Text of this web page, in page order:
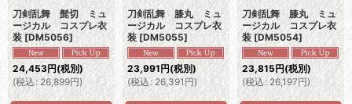
刀剣乱舞 髭切 ミュ
ージカル コスプレ衣
装 [DM5056]
24,453円(税別)
(税込 : 26,899円)
刀剣乱舞 膝丸 ミュ
ージカル コスプレ衣
装 [DM5055]
23,991円(税別)
(税込: 26,391円)
刀剣乱舞 膝丸 ミュ
ージカル コスプレ衣
装 [DM5054]
23,815円(税別)
(税込 : 26,197円)